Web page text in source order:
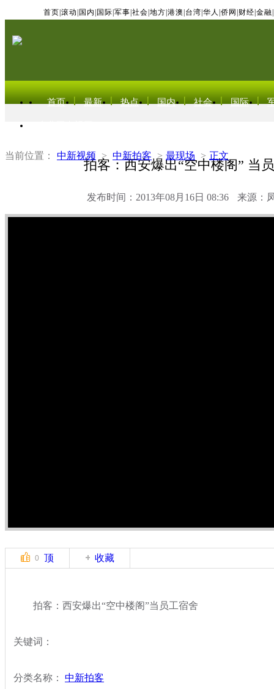
首页 滚动 国内 国际 军事 社会 地方 港澳 台湾 华人 侨网 财经 金融
首页 最新 热点 国内 社会 国际
当前位置： 中新视频 > 中新拍客 > 最现场 > 正文
拍客：西安爆出“空中楼阁” 当
发布时间：2013年08月16日 08:36 来源：
0 顶 收藏
拍客：西安爆出“空中楼阁”当员工宿舍
关键词：
分类名称： 中新拍客